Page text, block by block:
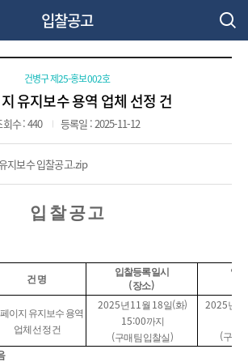
입찰공고
건병구 제25-홍보002호
유지보수 용역 업체 선정 건
회수 : 440 등록일 : 2025-11-12
지보수 입찰공고.zip
입 찰 공 고
건 명
입찰등록일시
(장소)
입
이지 유지보수 용역
업체 선정 건
2025년 11 월 18일 (화)
15:00까지
(구매팀 입찰실 )
2025년
(구매